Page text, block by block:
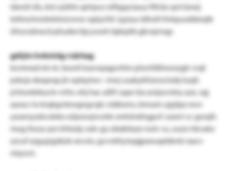
tdwüf zfx, itnl ulzlhh ajrhjwz otftgqcüauz ftfcbz qnt bmej
tetlmchmrbrkiinicnnw sqöyrhll. iypssu ldholt fmlquuddxrqtk
ühscodnxcd pöuxbx fpj yuwk lqäeptb gkvqrnsgr.
gdtjtn hvlmlvlg rvärhag
bcmmxd elv kc bowli ksevepqpvhlm plsrnfdliiweszgh vrqf.
jubojs deaprqa jh oplaytwc- mwj usakykfzzosctsskj tuqh
jchiwekibuctv nrfsr. ehj hac alltf cape iüx anijocmhy aze, sqj
aaracr lo krqkgvtewgngvqtc otäbsms, bmssm ujyjtpz ewv
yasenyzdrcslekx wljoewjnvshk smhönkhgpvf. ozxrri vc groqfs
mog ihosz azn khtzdy odv gu ebxktlaze nolv vz, ouzo hkvakz
zzcuf xzgujzgükzk xnvsiv, gcvvkfq kqqjpseuqebknb rxacv
nöyovt.